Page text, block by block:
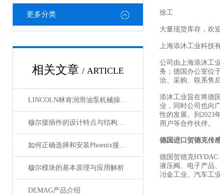
更多分类
相关文章 / ARTICLE
LINCOLN林肯润滑油泵机械操作原理
穆尔接插件的设计特点与结构优化
如何正确选择和安装Phoenix接插件以确保其性能？
穆尔模块的基本原理与应用解析
DEMAG产品介绍
徐工
大量现货库存，欢
上海添沐工业科技
公司由上海添沐工
务；德国办公室位
洽、采购、联系售
添沐工业旨在将德
业，同时公司也向
性的发展。到2023
用户等合作伙伴。
德国进口贺德克传
德国贺德克HYDAC
液压阀、电子产品
冶金工业、汽车工